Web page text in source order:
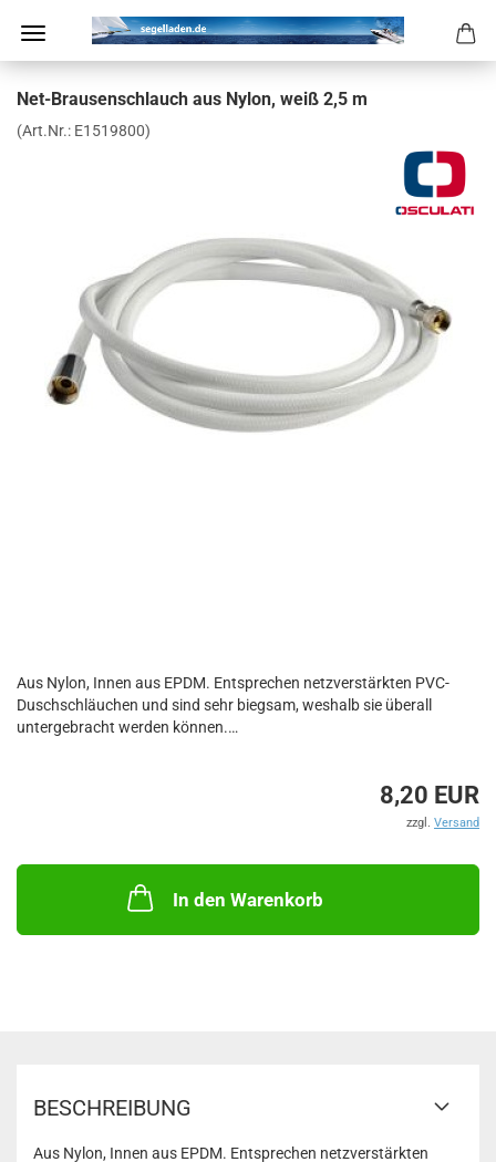
Net-​Brausenschlauch aus Nylon, weiß 2,5 m
(Art.Nr.: E1519800)
Aus Nylon, Innen aus EPDM. Entsprechen netzverstärkten PVC-
Duschschläuchen und sind sehr biegsam, weshalb sie überall
untergebracht werden können.
(Anschlussoptik abweichend - siehe Artikel E1521000/E1521001
8,20 EUR
zzgl. Versand
In den Warenkorb
BESCHREIBUNG
Aus Nylon, Innen aus EPDM. Entsprechen netzverstärkten